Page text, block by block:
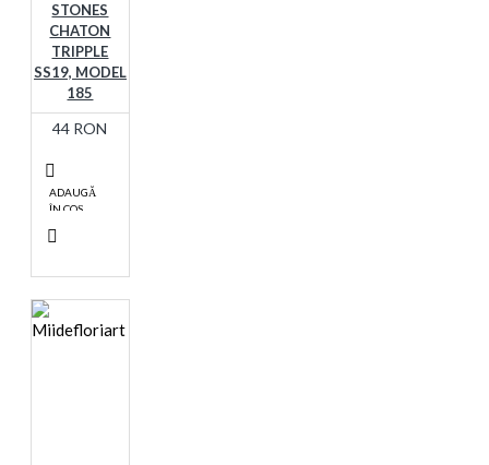
STONES
CHATON
TRIPPLE
SS19, MODEL
185
44 RON
ADAUGĂ
ÎN COŞ